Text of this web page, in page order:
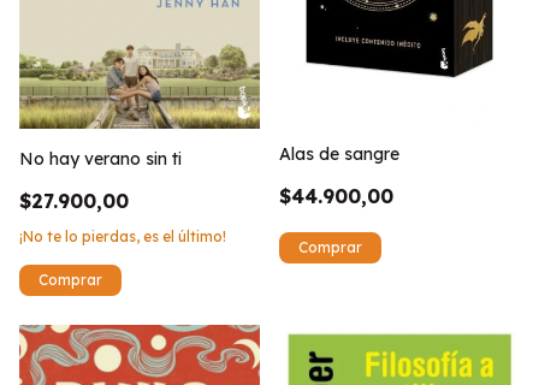
No hay verano sin ti
$27.900,00
¡No te lo pierdas, es el último!
Alas de sangre
$44.900,00